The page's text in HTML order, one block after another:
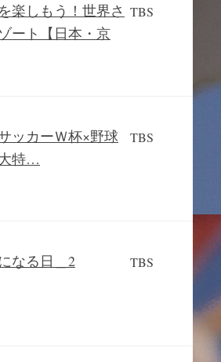
楽しもう！世界さ
ート【日本・京
TBS
カーＷ杯×野球
特…
TBS
なる日＿2 TBS